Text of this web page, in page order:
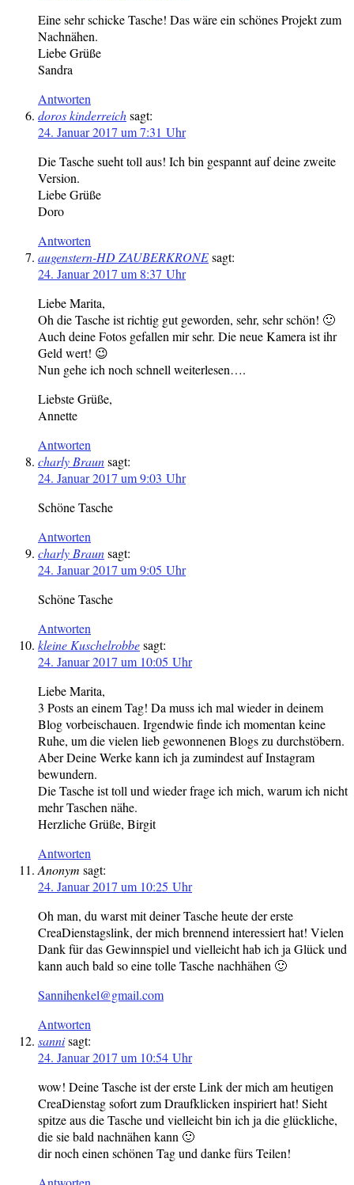
Eine sehr schicke Tasche! Das wäre ein schönes Projekt zum
Nachnähen.
Liebe Grüße
Sandra
Antworten
doros kinderreichsagt:
24. Januar 2017 um 7:31 Uhr
Die Tasche sueht toll aus! Ich bin gespannt auf deine zweite
Version.
Liebe Grüße
Doro
Antworten
augenstern-HD ZAUBERKRONEsagt:
24. Januar 2017 um 8:37 Uhr
Liebe Marita,
Oh die Tasche ist richtig gut geworden, sehr, sehr schön! 🙂
Auch deine Fotos gefallen mir sehr. Die neue Kamera ist ihr
Geld wert! 😉
Nun gehe ich noch schnell weiterlesen….
Liebste Grüße,
Annette
Antworten
charly Braunsagt:
24. Januar 2017 um 9:03 Uhr
Schöne Tasche
Antworten
charly Braunsagt:
24. Januar 2017 um 9:05 Uhr
Schöne Tasche
Antworten
kleine Kuschelrobbesagt:
24. Januar 2017 um 10:05 Uhr
Liebe Marita,
3 Posts an einem Tag! Da muss ich mal wieder in deinem
Blog vorbeischauen. Irgendwie finde ich momentan keine
Ruhe, um die vielen lieb gewonnenen Blogs zu durchstöbern.
Aber Deine Werke kann ich ja zumindest auf Instagram
bewundern.
Die Tasche ist toll und wieder frage ich mich, warum ich nicht
mehr Taschen nähe.
Herzliche Grüße, Birgit
Antworten
Anonym sagt:
24. Januar 2017 um 10:25 Uhr
Oh man, du warst mit deiner Tasche heute der erste
CreaDienstagslink, der mich brennend interessiert hat! Vielen
Dank für das Gewinnspiel und vielleicht hab ich ja Glück und
kann auch bald so eine tolle Tasche nachhähen 🙂
Sannihenkel@gmail.com
Antworten
sannisagt:
24. Januar 2017 um 10:54 Uhr
wow! Deine Tasche ist der erste Link der mich am heutigen
CreaDienstag sofort zum Draufklicken inspiriert hat! Sieht
spitze aus die Tasche und vielleicht bin ich ja die glückliche,
die sie bald nachnähen kann 🙂
dir noch einen schönen Tag und danke fürs Teilen!